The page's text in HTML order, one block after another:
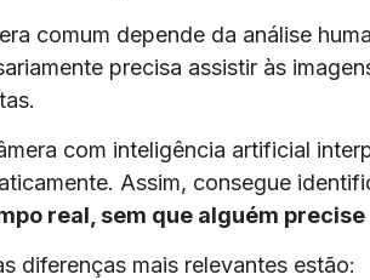
comum depende da análise
precisa assistir às
com inteligência artificial
Assim, consegue
real, sem que alguém
diferenças mais relevantes estão: